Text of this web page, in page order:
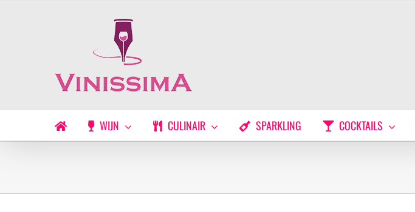
WIJN CULINAIR SPARKLING COCKTAILS